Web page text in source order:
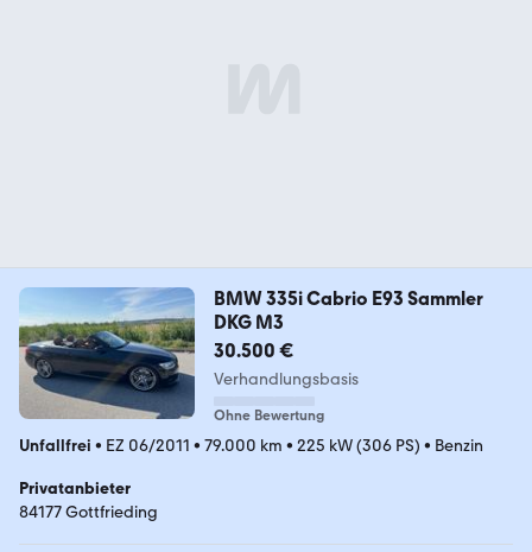
BMW 335i Cabrio E93 Sammler
DKG M3
30.500 €
Verhandlungsbasis
Ohne Bewertung
Unfallfrei • EZ 06/2011 • 79.000 km • 225 kW (306 PS) • Benzin
Privatanbieter
84177 Gottfrieding